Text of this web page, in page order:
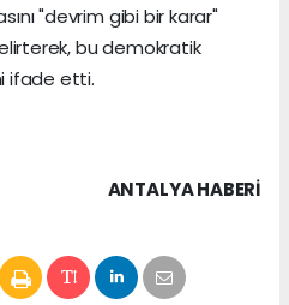
"devrim gibi bir karar"
bu demokratik
ifade etti.
ANTALYA HABERİ